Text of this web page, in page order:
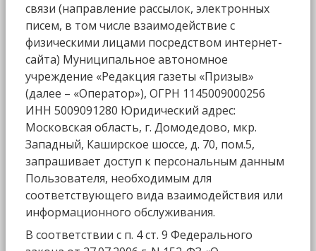
связи (направление рассылок, электронных
писем, в том числе взаимодействие с
физическими лицами посредством интернет-
сайта) Муниципальное автономное
учреждение «Редакция газеты «Призыв»
(далее – «Оператор»), ОГРН 1145009000256
ИНН 5009091280 Юридический адрес:
Московская область, г. Домодедово, мкр.
Западный, Каширское шоссе, д. 70, пом.5,
запрашивает доступ к персональным данным
Пользователя, необходимым для
соответствующего вида взаимодействия или
информационного обслуживания.
В соответствии с п. 4 ст. 9 Федерального